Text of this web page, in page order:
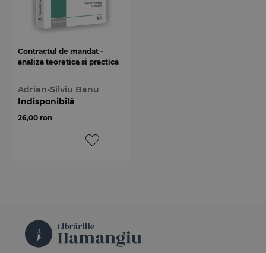
Contractul de mandat -
analiza teoretica si practica
Adrian-Silviu Banu
Indisponibilă
26,00 ron